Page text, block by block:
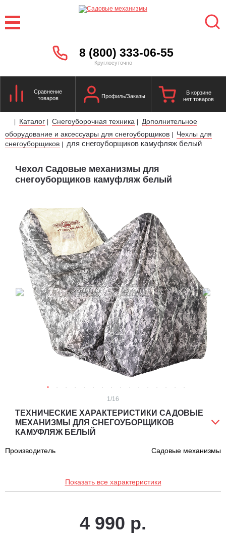
8 (800) 333-06-55
Круглосуточно
Сравнение
товаров
Профиль/Заказы
В корзине
нет товаров
| Каталог | Снегоуборочная техника |
Дополнительное
оборудование и аксессуары для снегоуборщиков |
Чехлы для
снегоуборщиков | для снегоуборщиков камуфляж белый
Чехол Садовые механизмы для
снегоуборщиков камуфляж белый
1 /16
ТЕХНИЧЕСКИЕ ХАРАКТЕРИСТИКИ САДОВЫЕ
МЕХАНИЗМЫ ДЛЯ СНЕГОУБОРЩИКОВ
КАМУФЛЯЖ БЕЛЫЙ
Производитель Садовые механизмы
Показать все характеристики
4 990 р.